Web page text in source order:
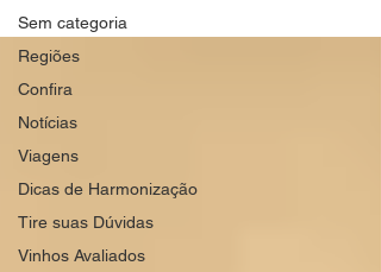
Sem categoria
Regiões
Confira
Notícias
Viagens
Dicas de Harmonização
Tire suas Dúvidas
Vinhos Avaliados